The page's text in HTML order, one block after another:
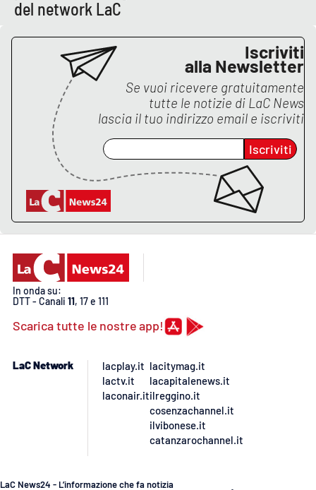
del network LaC
Iscriviti
alla Newsletter
Se vuoi ricevere gratuitamente
tutte le notizie di LaC News
lascia il tuo indirizzo email e iscriviti
Iscriviti
In onda su:
DTT - Canali 11, 17 e 111
Scarica tutte le nostre app!
LaC Network
lacplay.it
lactv.it
laconair.it
lacitymag.it
lacapitalenews.it
ilreggino.it
cosenzachannel.it
ilvibonese.it
catanzarochannel.it
LaC News24 - L’informazione che fa notizia